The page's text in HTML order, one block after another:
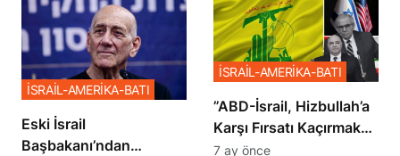
Eski İsrail
Başbakanı’ndan
İSRAİL-AMERİKA-BATI
​​​​​​​”ABD-İsrail, Hizbullah’a
Karşı Fırsatı Kaçırmak
İstemiyor”
İSRAİL-AMERİKA-BATI
7 ay önce